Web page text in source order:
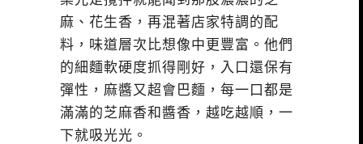
麻、花生香，再混著店家特調的配
料，味道層次比想像中更豐富。他們
的細麵軟硬度抓得剛好，入口還保有
彈性，麻醬又超會巴麵，每一口都是
滿滿的芝麻香和醬香，越吃越順，一
下就吸光光。